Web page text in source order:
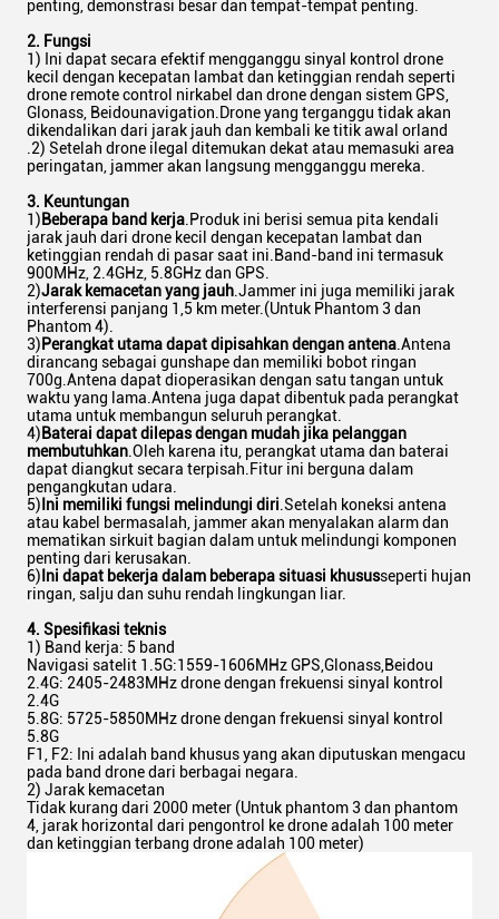
penting, demonstrasi besar dan tempat-tempat penting.
2. Fungsi
1) Ini dapat secara efektif mengganggu sinyal kontrol drone
kecil dengan kecepatan lambat dan ketinggian rendah seperti
drone remote control nirkabel dan drone dengan sistem GPS,
Glonass, Beidounavigation.Drone yang terganggu tidak akan
dikendalikan dari jarak jauh dan kembali ke titik awal orland
.2) Setelah drone ilegal ditemukan dekat atau memasuki area
peringatan, jammer akan langsung mengganggu mereka.
3. Keuntungan
1) Beberapa band kerja.Produk ini berisi semua pita kendali
jarak jauh dari drone kecil dengan kecepatan lambat dan
ketinggian rendah di pasar saat ini.Band-band ini termasuk
900MHz, 2.4GHz, 5.8GHz dan GPS.
2)Jarak kemacetan yang jauh.Jammer ini juga memiliki jarak
interferensi panjang 1,5 km meter.(Untuk Phantom 3 dan
Phantom 4).
3) Perangkat utama dapat dipisahkan dengan antena.Antena
dirancang sebagai gunshape dan memiliki bobot ringan
700g.Antena dapat dioperasikan dengan satu tangan untuk
waktu yang lama.Antena juga dapat dibentuk pada perangkat
utama untuk membangun seluruh perangkat.
4) Baterai dapat dilepas dengan mudah jika pelanggan
membutuhkan.Oleh karena itu, perangkat utama dan baterai
dapat diangkut secara terpisah.Fitur ini berguna dalam
pengangkutan udara.
5) Ini memiliki fungsi melindungi diri.Setelah koneksi antena
atau kabel bermasalah, jammer akan menyalakan alarm dan
mematikan sirkuit bagian dalam untuk melindungi komponen
penting dari kerusakan.
6) Ini dapat bekerja dalam beberapa situasi khususseperti hujan
ringan, salju dan suhu rendah lingkungan liar.
4. Spesifikasi teknis
1) Band kerja: 5 band
Navigasi satelit 1.5G:1559-1606MHz GPS,Glonass,Beidou
2.4G: 2405-2483MHz drone dengan frekuensi sinyal kontrol
2.4G
5.8G: 5725-5850MHz drone dengan frekuensi sinyal kontrol
5.8G
F1, F2: Ini adalah band khusus yang akan diputuskan mengacu
pada band drone dari berbagai negara.
2) Jarak kemacetan
Tidak kurang dari 2000 meter (Untuk phantom 3 dan phantom
4, jarak horizontal dari pengontrol ke drone adalah 100 meter
dan ketinggian terbang drone adalah 100 meter)